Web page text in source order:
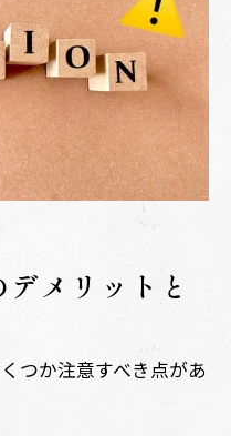
メリットと
つか注意すべき点があ